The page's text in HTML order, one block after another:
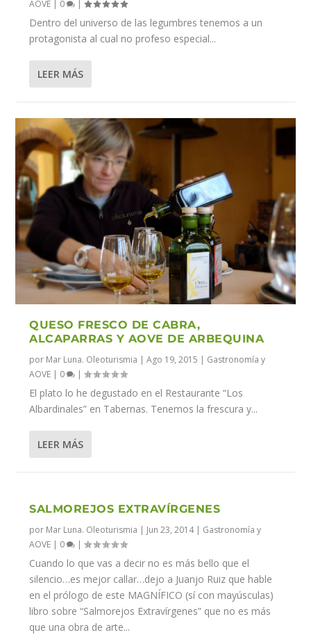
AOVE | 0 |
Dentro del universo de las legumbres tenemos a un
protagonista al cual no profeso especial...
LEER MÁS
QUESO FRESCO DE CABRA,
ALCAPARRAS Y AOVE DE ARBEQUINA
por Mar Luna. Oleoturismia |Ago 19, 2015 | Gastronomía y
AOVE | 0 |
El plato lo he degustado en el Restaurante “Los
Albardinales” en Tabernas. Tenemos la frescura y...
LEER MÁS
SALMOREJOS EXTRAVÍRGENES
por Mar Luna. Oleoturismia | Jun 23, 2014| Gastronomía y
AOVE | 0 |
Cuando lo que vas a decir no es más bello que el
silencio…es mejor callar…dejo a Juanjo Ruiz que hable
en el prólogo de este MAGNÍFICO (sí con mayúsculas)
libro sobre “Salmorejos Extravírgenes” que no es más
que una obra de arte...